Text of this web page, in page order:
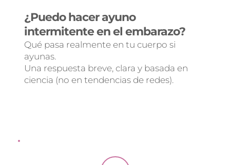
¿Puedo hacer ayuno
intermitente en el embarazo?
Qué pasa realmente en tu cuerpo si
ayunas.
Una respuesta breve, clara y basada en
ciencia (no en tendencias de redes).